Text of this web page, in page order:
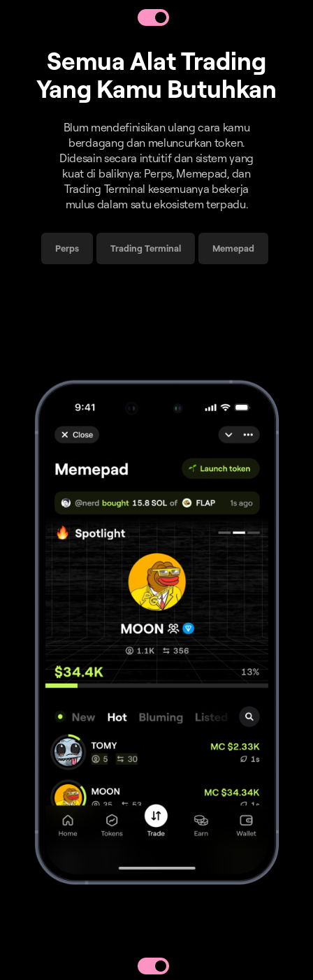
Semua Alat Trading
Yang Kamu Butuhkan
Blum mendefinisikan ulang cara kamu
berdagang dan meluncurkan token.
Didesain secara intuitif dan sistem yang
kuat di baliknya: Perps, Memepad, dan
Trading Terminal kesemuanya bekerja
mulus dalam satu ekosistem terpadu.
Perps Trading Terminal Memepad